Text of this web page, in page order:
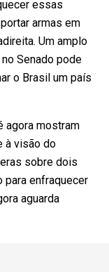
essas
armas em
Um amplo
Senado pode
o Brasil um país
agora mostram
à visão do
sobre dois
enfraquecer
aguarda